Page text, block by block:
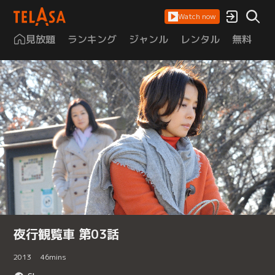
Watch now
見放題 ランキング ジャンル レンタル 無料
夜行観覧車 第03話
2013 46mins